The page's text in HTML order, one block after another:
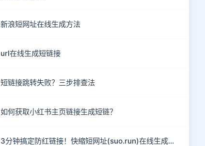
新浪短网址在线生成方法
url在线生成短链接
短链接跳转失败？三步排查法
如何获取小红书主页链接生成短链？
3分钟搞定防红链接！快缩短网址(suo.run)在线生成指南